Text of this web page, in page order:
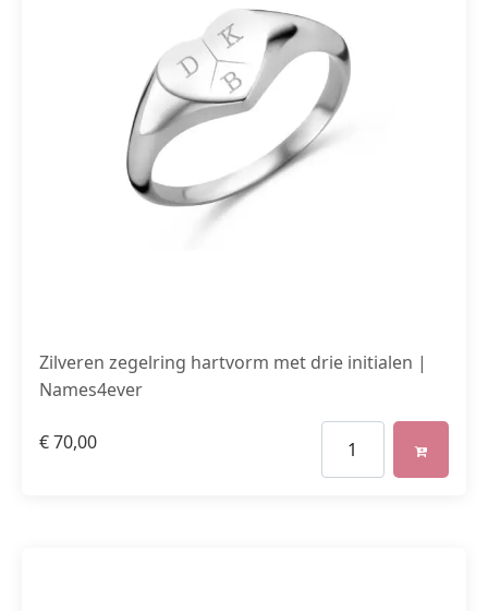
Zilveren zegelring hartvorm met drie initialen |
Names4ever
€70,00